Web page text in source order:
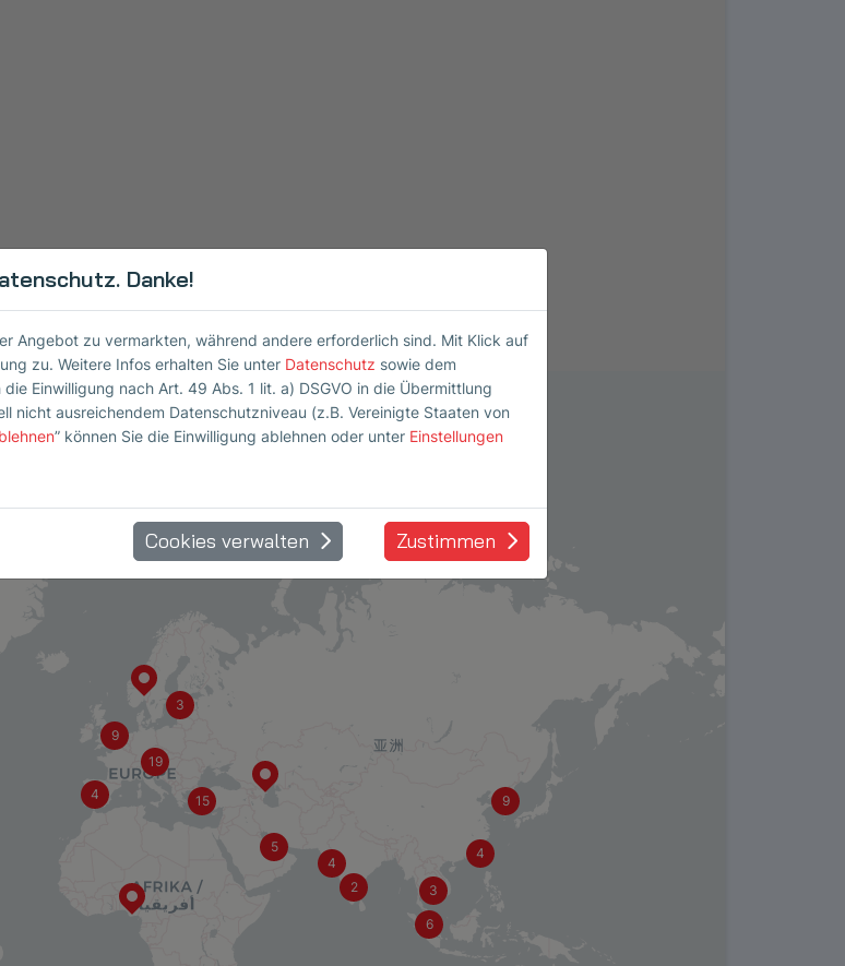
3
4
3
9
2
5
4
6
15
19
4
9
Danke!
Angebot zu vermarkten, während andere erforderlich sind. Mit Klick auf
zu. Weitere Infos erhalten Sie unter Datenschutz sowie dem
Einwilligung nach Art. 49 Abs. 1 lit. a) DSGVO in die Übermittlung
nicht ausreichendem Datenschutzniveau (z.B. Vereinigte Staaten von
” können Sie die Einwilligung ablehnen oder unter Einstellungen
Cookies verwalten Zustimmen